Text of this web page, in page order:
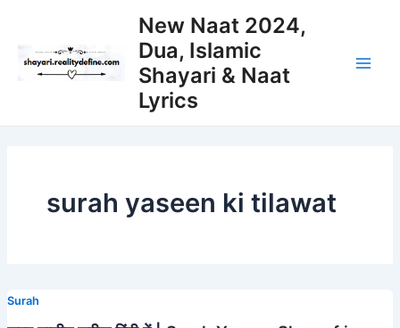
content
New Naat 2024,
Dua, Islamic
Shayari & Naat
Lyrics
surah yaseen ki tilawat
Surah